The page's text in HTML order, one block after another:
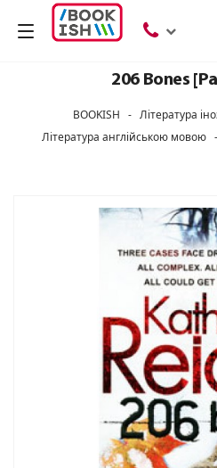
206 Bones
BOOKISH - Література
Література англійською мовою -